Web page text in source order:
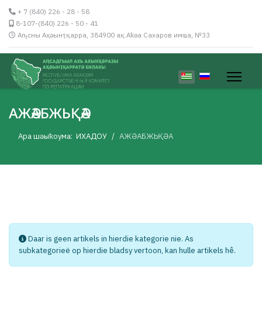
+ 7 (840) 226 - 28 - 58
8-107-(840) 226 - 50 - 41
Аҧсны Аҳәынҭқарра, 384900 ақ.Аҟәа Сахаров имҩа, №33
Kies jou taal
АЖӘАБЖЬҚӘА
Ара шәыҟоума: ИХАДОУ АЖӘАБЖЬҚӘА
Info
Daar is geen artikels in hierdie kategorie nie. As
subkategorieë op hierdie bladsy vertoon, kan hulle artikels hê.